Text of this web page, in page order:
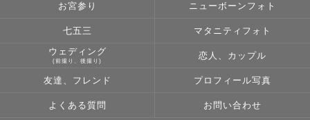
お宮参り ニューボーンフォト
七五三 マタニティフォト
ウェディング
(前撮り、後撮り)
恋人、カップル
友達、フレンド プロフィール写真
よくある質問 お問い合わせ